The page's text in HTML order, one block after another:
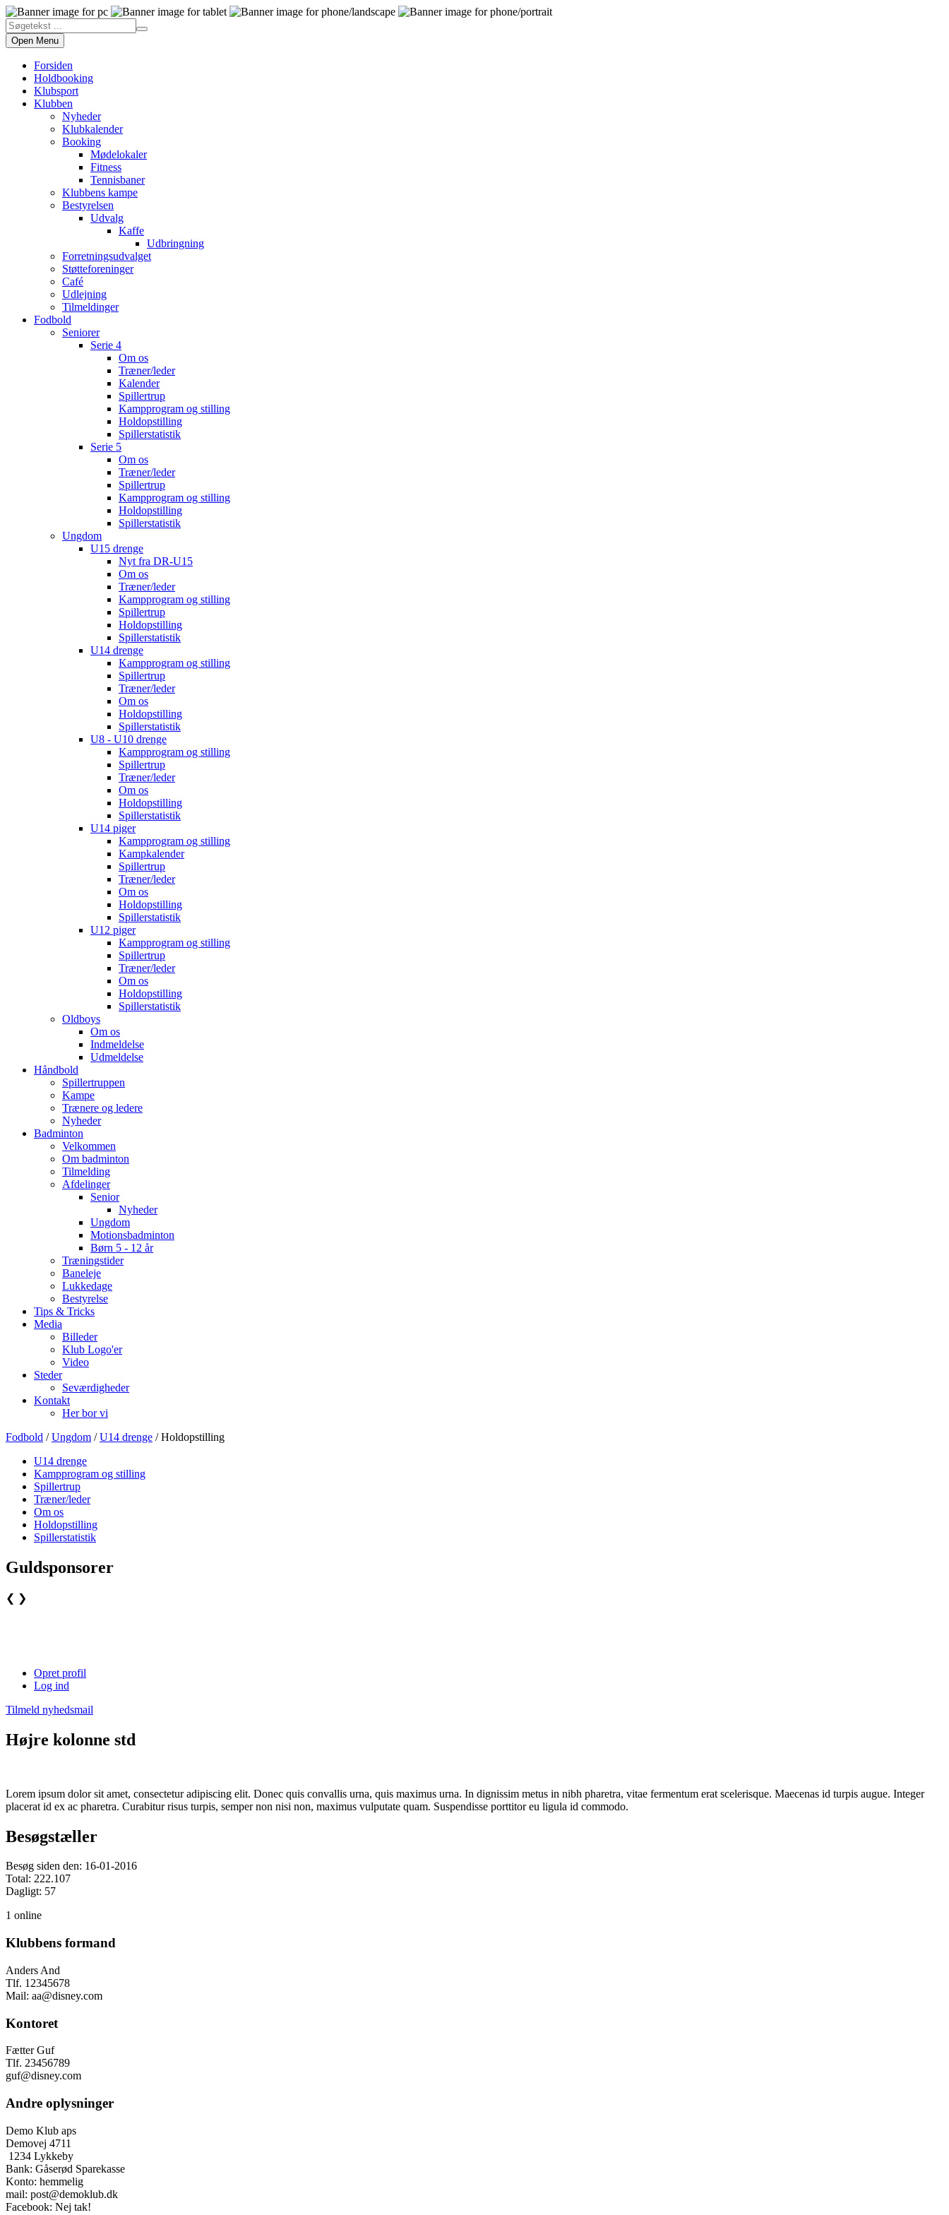
Open Menu
Forsiden
Holdbooking
Klubsport
Klubben
Nyheder
Klubkalender
Booking
Mødelokaler
Fitness
Tennisbaner
Klubbens kampe
Bestyrelsen
Udvalg
Kaffe
Udbringning
Forretningsudvalget
Støtteforeninger
Café
Udlejning
Tilmeldinger
Fodbold
Seniorer
Serie 4
Om os
Træner/leder
Kalender
Spillertrup
Kampprogram og stilling
Holdopstilling
Spillerstatistik
Serie 5
Om os
Træner/leder
Spillertrup
Kampprogram og stilling
Holdopstilling
Spillerstatistik
Ungdom
U15 drenge
Nyt fra DR-U15
Om os
Træner/leder
Kampprogram og stilling
Spillertrup
Holdopstilling
Spillerstatistik
U14 drenge
Kampprogram og stilling
Spillertrup
Træner/leder
Om os
Holdopstilling
Spillerstatistik
U8 - U10 drenge
Kampprogram og stilling
Spillertrup
Træner/leder
Om os
Holdopstilling
Spillerstatistik
U14 piger
Kampprogram og stilling
Kampkalender
Spillertrup
Træner/leder
Om os
Holdopstilling
Spillerstatistik
U12 piger
Kampprogram og stilling
Spillertrup
Træner/leder
Om os
Holdopstilling
Spillerstatistik
Oldboys
Om os
Indmeldelse
Udmeldelse
Håndbold
Spillertruppen
Kampe
Trænere og ledere
Nyheder
Badminton
Velkommen
Om badminton
Tilmelding
Afdelinger
Senior
Nyheder
Ungdom
Motionsbadminton
Børn 5 - 12 år
Træningstider
Baneleje
Lukkedage
Bestyrelse
Tips & Tricks
Media
Billeder
Klub Logo'er
Video
Steder
Seværdigheder
Kontakt
Her bor vi
Fodbold /Ungdom /U14 drenge / Holdopstilling
U14 drenge
Kampprogram og stilling
Spillertrup
Træner/leder
Om os
Holdopstilling
Spillerstatistik
Guldsponsorer
❮ ❯
Opret profil
Log ind
Tilmeld nyhedsmail
Højre kolonne std
Lorem ipsum dolor sit amet, consectetur adipiscing elit. Donec quis convallis urna, quis maximus urna. In dignissim metus in nibh pharetra, vitae fermentum erat scelerisque. Maecenas id turpis augue. Integer
placerat id ex ac pharetra. Curabitur risus turpis, semper non nisi non, maximus vulputate quam. Suspendisse porttitor eu ligula id commodo.
Besøgstæller
Besøg siden den: 16-01-2016
Total: 222.107
Dagligt: 57
1 online
Klubbens formand
Anders And
Tlf. 12345678
Mail: aa@disney.com
Kontoret
Fætter Guf
Tlf. 23456789
guf@disney.com
Andre oplysninger
Demo Klub aps
Demovej 4711
1234 Lykkeby
Bank: Gåserød Sparekasse
Konto: hemmelig
mail: post@demoklub.dk
Facebook: Nej tak!